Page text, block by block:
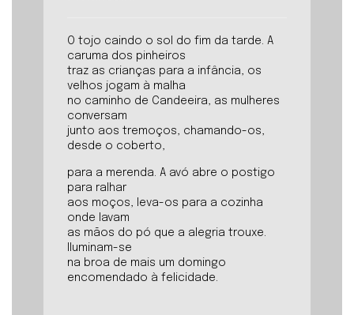
O tojo caindo o sol do fim da tarde. A
caruma dos pinheiros
traz as crianças para a infância, os
velhos jogam à malha
no caminho de Candeeira, as mulheres
conversam
junto aos tremoços, chamando-os,
desde o coberto,
para a merenda. A avó abre o postigo
para ralhar
aos moços, leva-os para a cozinha
onde lavam
as mãos do pó que a alegria trouxe.
Iluminam-se
na broa de mais um domingo
encomendado à felicidade.